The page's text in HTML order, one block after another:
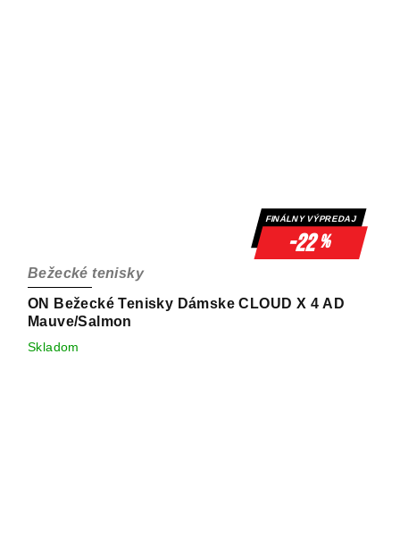
FINÁLNY VÝPREDAJ
-22%
ON Bežecké Tenisky Dámske CLOUD X 4 AD
Mauve/Salmon
Bežecké tenisky
Skladom